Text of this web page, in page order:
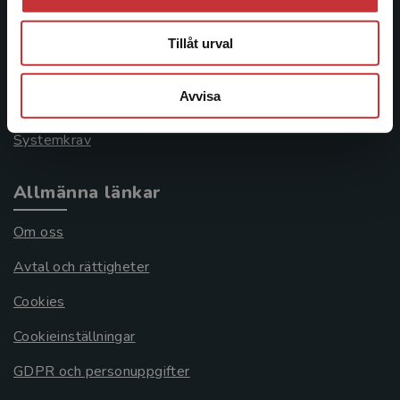
Tillåt urval
Avvisa
Frågor och svar
Systemkrav
Allmänna länkar
Om oss
Avtal och rättigheter
Cookies
Cookieinställningar
GDPR och personuppgifter